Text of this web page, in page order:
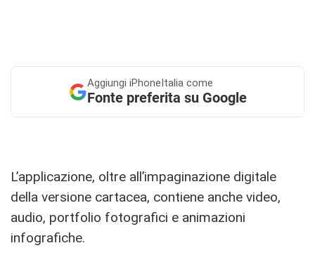
Aggiungi iPhoneItalia come
Fonte preferita su Google
L’applicazione, oltre all’impaginazione digitale
della versione cartacea, contiene anche video,
audio, portfolio fotografici e animazioni
infografiche.